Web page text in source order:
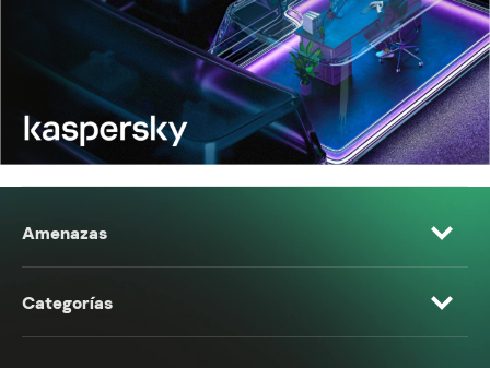
Amenazas
Categorías